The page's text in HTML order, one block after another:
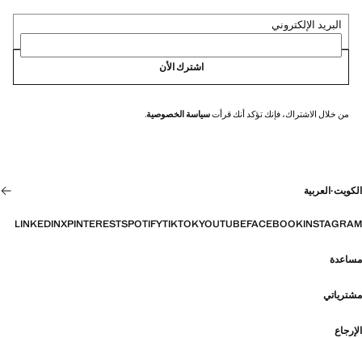
البريد الإلكتروني
اشترك الأن
من خلال الاشتراك، فإنك تؤكد أنك قرأتسياسة الخصوصية.
الكويت·العربية
INSTAGRAM
FACEBOOK
YOUTUBE
TIKTOK
SPOTIFY
PINTEREST
X
LINKEDIN
مساعدة
مشترياتي
الإرجاع